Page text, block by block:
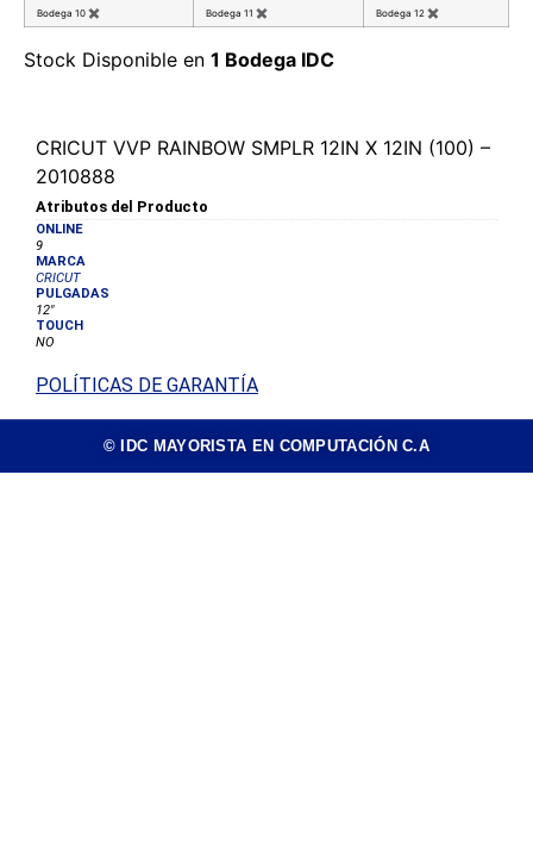
Bodega 10 ✖ Bodega 11 ✖ Bodega 12 ✖
Stock Disponible en 1 Bodega IDC
CRICUT VVP RAINBOW SMPLR 12IN X 12IN (100) –
2010888
Atributos del Producto
ONLINE
9
MARCA
CRICUT
PULGADAS
12"
TOUCH
NO
POLÍTICAS DE GARANTÍA
© IDC MAYORISTA EN COMPUTACIÓN C.A